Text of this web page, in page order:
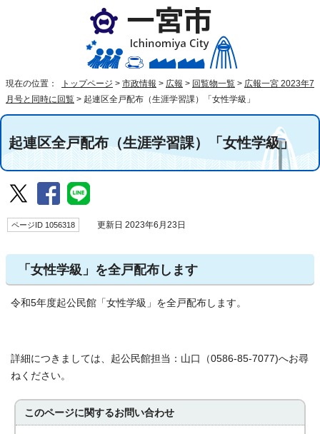
現在の位置： トップページ > 市政情報 > 広報 > 回覧物一覧 > 広報一宮 2023年7
月号と同時に回覧 > 起連区全戸配布（生涯学習課）「女性学級」
起連区全戸配布（生涯学習課）「女性学級」
ページID 1056318 更新日 2023年6月23日
「女性学級」を全戸配布します
令和5年度起公民館「女性学級」を全戸配布します。
詳細につきましては、起公民館担当：山口（0586-85-7077)へお尋
ねください。
このページに関するお問い合わせ